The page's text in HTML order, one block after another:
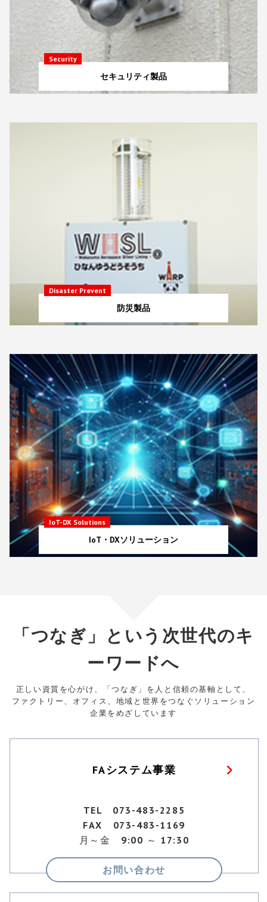
Security
セキュリティ製品
Disaster Prevent
防災製品
IoT-DX Solutions
IoT・DXソリューション
「つなぎ」という次世代のキ
ーワードへ
正しい資質を心がけ、「つなぎ」を人と信頼の基軸として、
ファクトリー、オフィス、地域と世界をつなぐソリューション
企業をめざしています
FAシステム事業
TEL 073-483-2285
FAX 073-483-1169
月～金 9:00 ～ 17:30
お問い合わせ